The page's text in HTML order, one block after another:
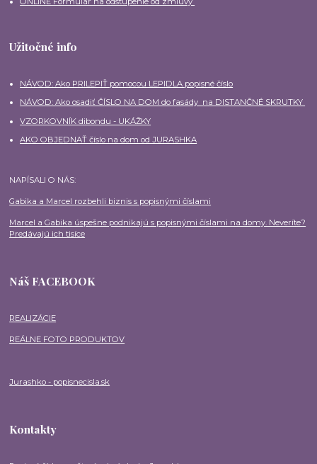
Užitočné info
NÁVOD: Ako PRILEPIŤ pomocou LEPIDLA popisné číslo
NÁVOD: Ako osadiť ČÍSLO NA DOM do fasády na DISTANČNÉ SKRUTKY
VZORKOVNÍK dibondu - UKÁŽKY
AKO OBJEDNAŤ číslo na dom od JURASHKA
NAPÍSALI O NÁS:
Gabika a Marcel rozbehli biznis s popisnými číslami
Marcel a Gabika úspešne podnikajú s popisnými číslami na domy. Neveríte?
Predávajú ich tisíce
Náš FACEBOOK
REALIZÁCIE
REÁLNE FOTO PRODUKTOV
Jurashko - popisnecisla.sk
Kontakty